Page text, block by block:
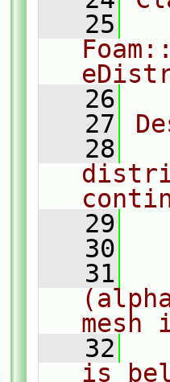
   25
   26
   27
   28
   29
   30
   31
mesh
   32
is